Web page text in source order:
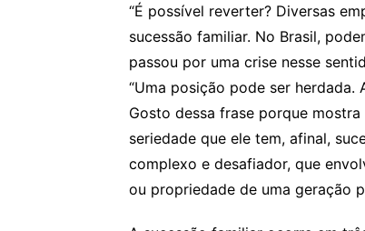
“É possível reverter? Diversas
sucessão familiar. No Brasil,
passou por uma crise nesse
“Uma posição pode ser herdada.
Gosto dessa frase porque
seriedade que ele tem, afinal,
complexo e desafiador, que
ou propriedade de uma geração